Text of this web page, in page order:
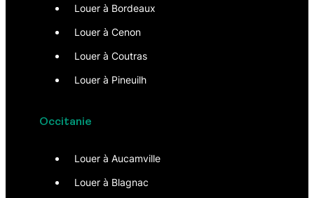
Louer à Bordeaux
Louer à Cenon
Louer à Coutras
Louer à Pineuilh
Occitanie
Louer à Aucamville
Louer à Blagnac